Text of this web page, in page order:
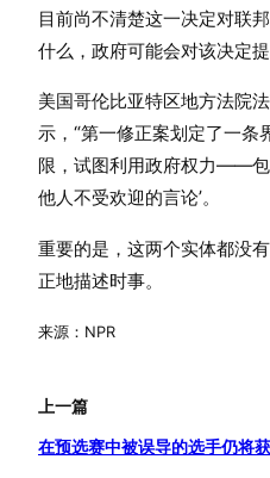
目前尚不清楚这一决定对联
什么，政府可能会对该决定提
美国哥伦比亚特区地方法院
示，“第一修正案划定了一条
限，试图利用政府权力——
他人不受欢迎的言论’。
重要的是，这两个实体都没
正地描述时事。
来源：NPR
上一篇
在预选赛中被误导的选手仍将